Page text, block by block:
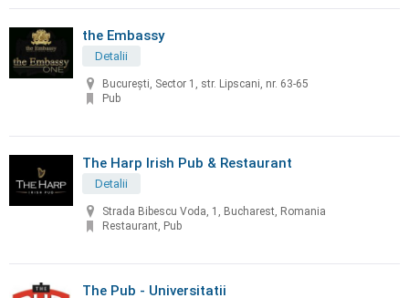
the Embassy
Detalii
București, Sector 1, str. Lipscani, nr. 63-65
Pub
The Harp Irish Pub & Restaurant
Detalii
Strada Bibescu Voda, 1, Bucharest, Romania
Restaurant, Pub
The Pub - Universitatii